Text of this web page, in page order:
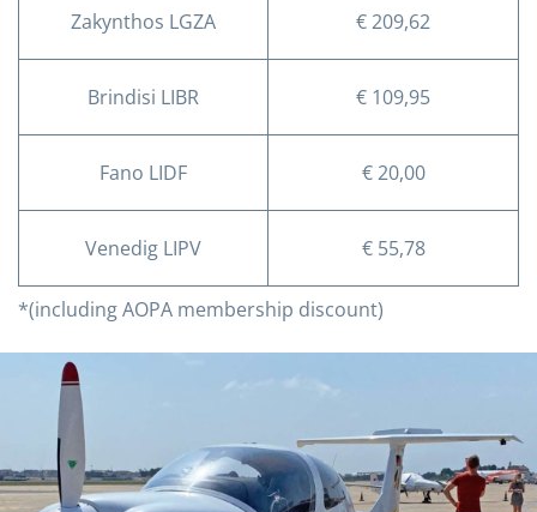
Zakynthos LGZA € 209,62
Brindisi LIBR € 109,95
Fano LIDF € 20,00
Venedig LIPV € 55,78
*(including AOPA membership discount)